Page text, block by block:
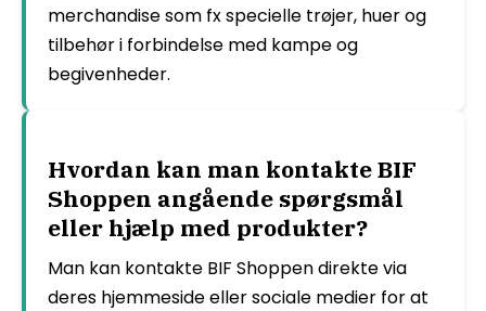
merchandise som fx specielle trøjer, huer og
tilbehør i forbindelse med kampe og
begivenheder.
Hvordan kan man kontakte BIF
Shoppen angående spørgsmål
eller hjælp med produkter?
Man kan kontakte BIF Shoppen direkte via
deres hjemmeside eller sociale medier for at